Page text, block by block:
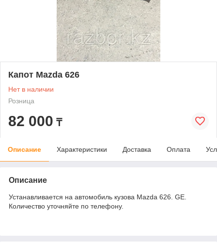
Капот Mazda 626
Нет в наличии
Розница
82 000 ₸
Описание Характеристики Доставка Оплата
Описание
Устанавливается на автомобиль кузова Mazda 626. GE.
Количество уточняйте по телефону.